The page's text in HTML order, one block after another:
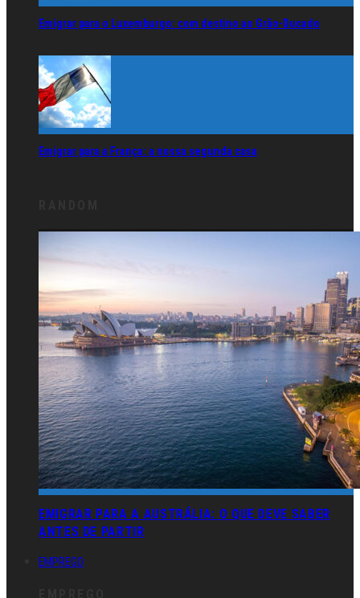
Emigrar para o Luxemburgo: com destino ao Grão-Ducado
Emigrar para a França: a nossa segunda casa
EMIGRAR PARA A AUSTRÁLIA: O QUE DEVE SABER
ANTES DE PARTIR
EMPREGO